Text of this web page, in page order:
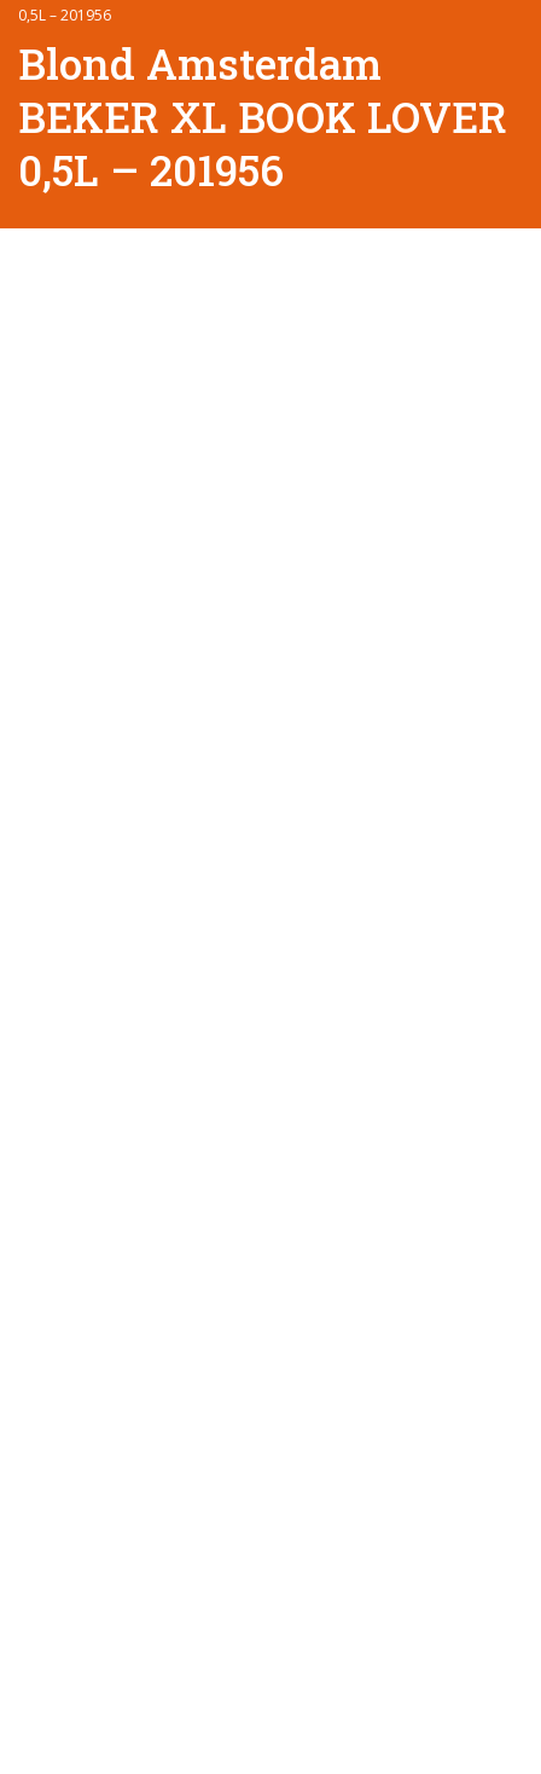
0,5L – 201956
Blond Amsterdam
BEKER XL BOOK LOVER
0,5L – 201956